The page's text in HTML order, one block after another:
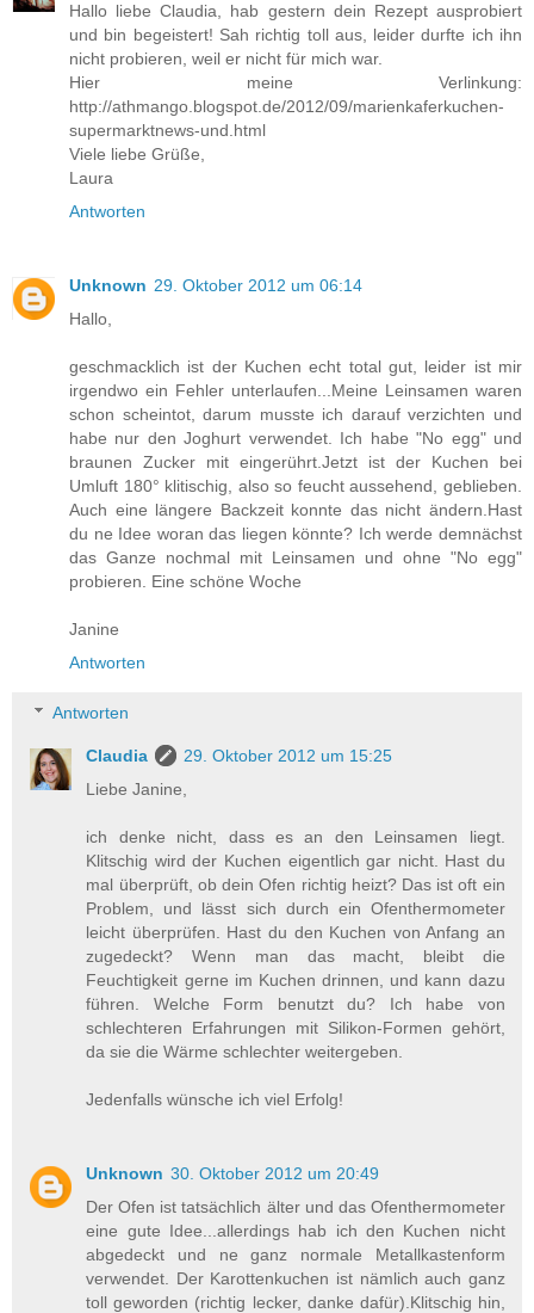
Hallo liebe Claudia, hab gestern dein Rezept ausprobiert
und bin begeistert! Sah richtig toll aus, leider durfte ich ihn
nicht probieren, weil er nicht für mich war.
Hier meine Verlinkung:
http://athmango.blogspot.de/2012/09/marienkaferkuchen-
supermarktnews-und.html
Viele liebe Grüße,
Laura
Antworten
Unknown 29. Oktober 2012 um 06:14
Hallo,
geschmacklich ist der Kuchen echt total gut, leider ist mir
irgendwo ein Fehler unterlaufen...Meine Leinsamen waren
schon scheintot, darum musste ich darauf verzichten und
habe nur den Joghurt verwendet. Ich habe "No egg" und
braunen Zucker mit eingerührt.Jetzt ist der Kuchen bei
Umluft 180° klitischig, also so feucht aussehend, geblieben.
Auch eine längere Backzeit konnte das nicht ändern.Hast
du ne Idee woran das liegen könnte? Ich werde demnächst
das Ganze nochmal mit Leinsamen und ohne "No egg"
probieren. Eine schöne Woche
Janine
Antworten
Antworten
Claudia
29. Oktober 2012 um 15:25
Liebe Janine,
ich denke nicht, dass es an den Leinsamen liegt.
Klitschig wird der Kuchen eigentlich gar nicht. Hast du
mal überprüft, ob dein Ofen richtig heizt? Das ist oft ein
Problem, und lässt sich durch ein Ofenthermometer
leicht überprüfen. Hast du den Kuchen von Anfang an
zugedeckt? Wenn man das macht, bleibt die
Feuchtigkeit gerne im Kuchen drinnen, und kann dazu
führen. Welche Form benutzt du? Ich habe von
schlechteren Erfahrungen mit Silikon-Formen gehört,
da sie die Wärme schlechter weitergeben.
Jedenfalls wünsche ich viel Erfolg!
Unknown 30. Oktober 2012 um 20:49
Der Ofen ist tatsächlich älter und das Ofenthermometer
eine gute Idee...allerdings hab ich den Kuchen nicht
abgedeckt und ne ganz normale Metallkastenform
verwendet. Der Karottenkuchen ist nämlich auch ganz
toll geworden (richtig lecker, danke dafür).Klitschig hin,